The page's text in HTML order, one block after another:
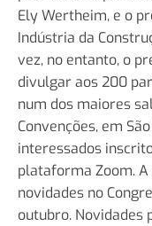
Ely Wertheim, e o
Indústria da
vez, no entanto, o
divulgar aos 200
num dos maiores
Convenções, em
interessados
plataforma Zoom. A
novidades no
outubro. Novidades